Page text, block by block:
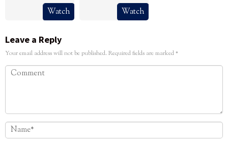
Watch Watch
Leave a Reply
Your email address will not be published. Required fields are marked*